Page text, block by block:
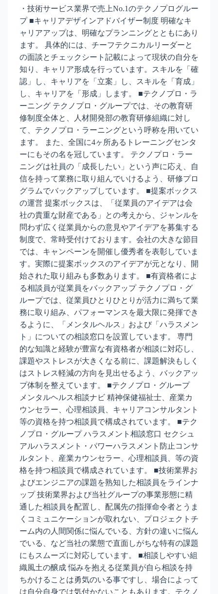
・技術サービス業界で売上No.1のテクノプログルー
プ ■キャリアデザインアドバイザー制度 明確なキ
ャリアアップは、明確なプランニングとともにあり
ます。 具体的には、チーフテクニカルリーダーと
の面談とチェックシート記載によって現状の自分を
知り、キャリア形成を行っています。スキルを「確
認」し、キャリアを「立案」し、スキルを「育成」
し、キャリアを「形成」します。 ■テクノプロ・ラ
ーニング テクノプロ・グループでは、その教育研
修制度全体と、人材開発部の教育研修組織に対し
て、テクノプロ・ラーニングという呼称を用いてい
ます。 また、全国に4ヶ所あるトレーニングセンタ
ーにもその名を冠しています。 テクノプロ・ラー
ニングは社員の「成長したい」という声に応え、自
信を持って業務に取り組んでいけるよう、研修プロ
グラムでバックアップしています。 ■提案ボックス
の運営 提案ボックスは、「従業員のアイデアは会
社の貴重な財産である」との考えから、ジャンルを
問わず広く従業員からの意見やアイデアを募集する
制度で、常時受付けております。会社の大きな節目
では、キャンペーンを開催し優秀者を表彰していま
す。実際に提案ボックスのアイデアが元となり、開
始された取り組みも多数あります。 ■有資格者によ
る相談員が従業員をバックアップ テクノプロ・グ
ループでは、従業員ひとりひとりが活力に満ちて業
務に取り組み、パフォーマンスを最大限に発揮でき
るように、「メンタルヘルス」および「ハラスメン
ト」についての相談窓口を設置しています。 専門
的な知識と経験が豊富な有資格者が相談に対応し、
課題やストレスが大きくなる前に、課題解決もしく
はストレス軽減の方向を見出せるよう、バックアッ
プ体制を整えています。 ■テクノプロ・グループ
メンタルヘルス相談ナビ 精神保健福祉士、産業カ
ウンセラー、心理相談員、キャリアコンサルタント
等の資格を持つ相談員で構成されています。 ■テク
ノプロ・グループ ハラスメント相談窓口 セクシュ
アルハラスメント・パワーハラスメント防止コンサ
ルタント、産業カウンセラー、心理相談員、等の資
格を持つ相談員で構成されています。 ■技術業界お
よびエンジニアの課題を熟知した相談員をラインナ
ップ 技術業界および当社グループの事業形態に精
通した相談員を配置し、配属先の指揮命令者とうま
くコミュニケーションが取れない、プロジェクトチ
ーム内の人間関係に悩んでいる、方針の違いに悩ん
でいる、など当社の業態で直面しがちな特有の課題
にもスムーズに対応しています。 ■相談しやすい組
織風土の醸成 悩みを抱える従業員が自ら相談を持
ちかけることは勇気のいる事ですし、場合によって
は自分自身では気付かないこともあります。テクノ